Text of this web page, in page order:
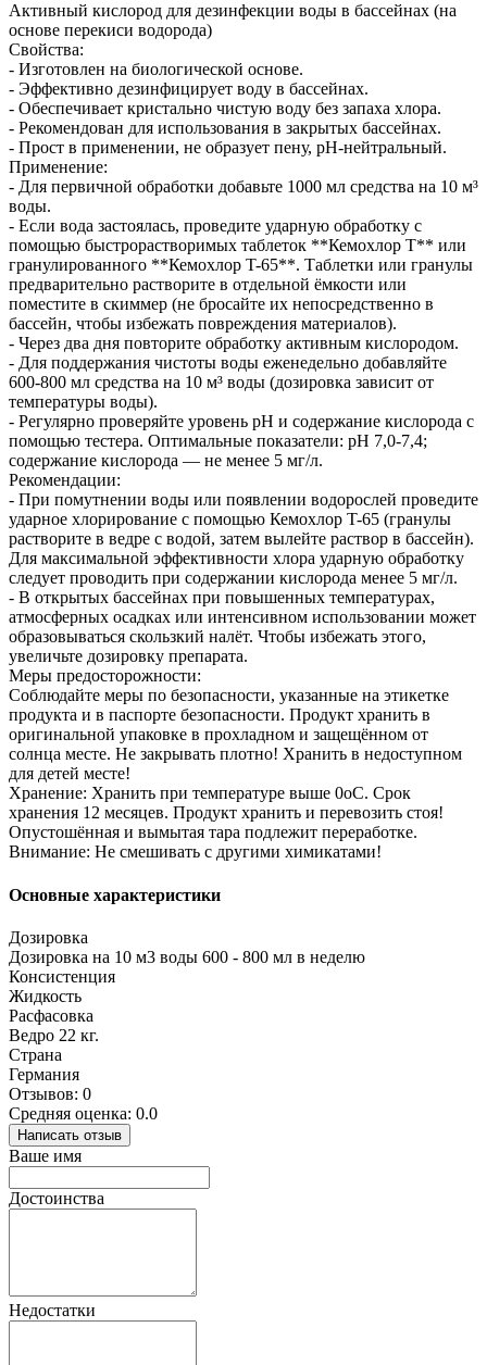
Активный кислород для дезинфекции воды в бассейнах (на
основе перекиси водорода)
Свойства:
- Изготовлен на биологической основе.
- Эффективно дезинфицирует воду в бассейнах.
- Обеспечивает кристально чистую воду без запаха хлора.
- Рекомендован для использования в закрытых бассейнах.
- Прост в применении, не образует пену, pH-нейтральный.
Применение:
- Для первичной обработки добавьте 1000 мл средства на 10 м³
воды.
- Если вода застоялась, проведите ударную обработку с
помощью быстрорастворимых таблеток **Кемохлор T** или
гранулированного **Кемохлор T-65**. Таблетки или гранулы
предварительно растворите в отдельной ёмкости или
поместите в скиммер (не бросайте их непосредственно в
бассейн, чтобы избежать повреждения материалов).
- Через два дня повторите обработку активным кислородом.
- Для поддержания чистоты воды еженедельно добавляйте
600-800 мл средства на 10 м³ воды (дозировка зависит от
температуры воды).
- Регулярно проверяйте уровень pH и содержание кислорода с
помощью тестера. Оптимальные показатели: pH 7,0-7,4;
содержание кислорода — не менее 5 мг/л.
Рекомендации:
- При помутнении воды или появлении водорослей проведите
ударное хлорирование с помощью Кемохлор T-65 (гранулы
растворите в ведре с водой, затем вылейте раствор в бассейн).
Для максимальной эффективности хлора ударную обработку
следует проводить при содержании кислорода менее 5 мг/л.
- В открытых бассейнах при повышенных температурах,
атмосферных осадках или интенсивном использовании может
образовываться скользкий налёт. Чтобы избежать этого,
увеличьте дозировку препарата.
Меры предосторожности:
Соблюдайте меры по безопасности, указанные на этикетке
продукта и в паспорте безопасности. Продукт хранить в
оригинальной упаковке в прохладном и защещённом от
солнца месте. Не закрывать плотно! Хранить в недоступном
для детей месте!
Хранение: Хранить при температуре выше 0оС. Срок
хранения 12 месяцев. Продукт хранить и перевозить стоя!
Опустошённая и вымытая тара подлежит переработке.
Внимание: Не смешивать с другими химикатами!
Основные характеристики
Дозировка
Дозировка на 10 м3 воды 600 - 800 мл в неделю
Консистенция
Жидкость
Расфасовка
Ведро 22 кг.
Страна
Германия
Отзывов: 0
Средняя оценка: 0.0
Написать отзыв
Ваше имя
Достоинства
Недостатки